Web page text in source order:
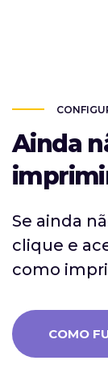
Ainda
Se ainda
clique e
como
COMO